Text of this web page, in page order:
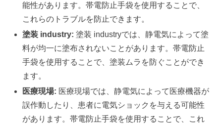
能性があります。帯電防止手袋を使用することで、
これらのトラブルを防止できます。
塗装 industry: 塗装 industryでは、静電気によって塗
料が均一に塗布されないことがあります。帯電防止
手袋を使用することで、塗装ムラを防ぐことができ
ます。
医療現場: 医療現場では、静電気によって医療機器が
誤作動したり、患者に電気ショックを与える可能性
があります。帯電防止手袋を使用することで、これ